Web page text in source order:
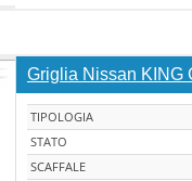
Griglia Nissan KING
TIPOLOGIA
STATO
SCAFFALE